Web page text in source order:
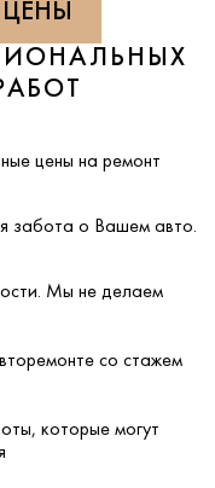
ЦЕНЫ
цены на ремонт
забота о Вашем авто.
Мы не делаем
со стажем
которые могут